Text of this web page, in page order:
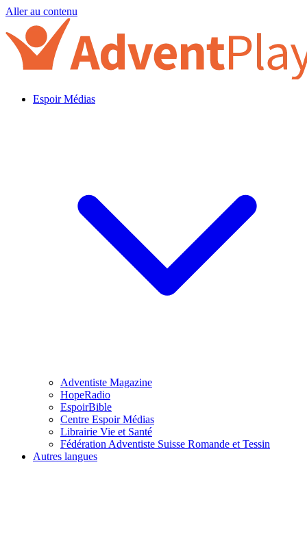
Aller au contenu
Espoir Médias
Adventiste Magazine
HopeRadio
EspoirBible
Centre Espoir Médias
Librairie Vie et Santé
Fédération Adventiste Suisse Romande et Tessin
Autres langues